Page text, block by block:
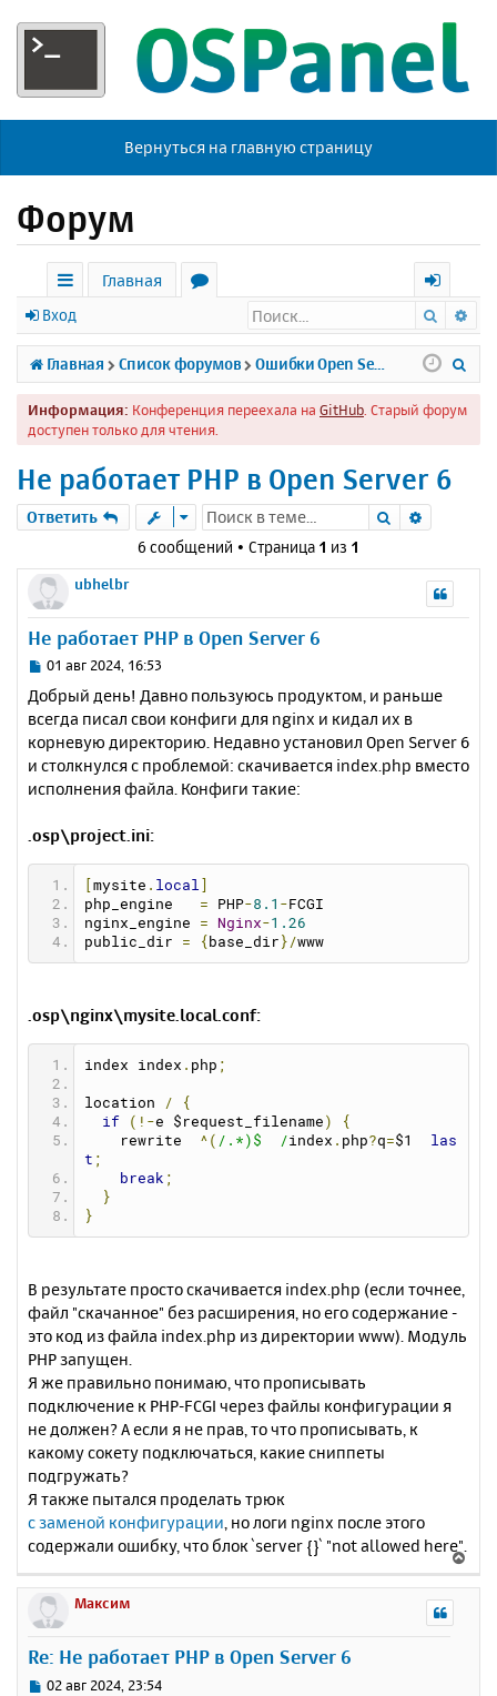
Вернуться на главную страницу
Форум
с
ы
л
к
Главная
р
у
м
х
о
д
Вход Поиск
Главная Список форумов
Информация: Конференция переехала на GitHub . Старый форум
доступен только для чтения.
Не работает PHP в Open Server 6
Ответить Поиск
6 сообщений • Страница 1 из 1
ubhelbr
Не работает PHP в Open Server 6
С
о
б
щ
е
н
01 авг 2024, 16:53
Добрый день! Давно пользуюсь продуктом, и раньше
всегда писал свои конфиги для nginx и кидал их в
корневую директорию. Недавно установил Open Server 6
и столкнулся с проблемой: скачивается index.php вместо
исполнения файла. Конфиги такие:
.osp\project.ini:
mysite . local
php_engine = PHP-8.1 -FCGI
nginx_engine = Nginx-1.26
public_dir = { base_dir }/www
.osp\nginx\mysite.local.conf:
index index . php ;
location /
{
if
(!-e $request_filename )
{
    rewrite
^( /.*)$  /index . php?q=$1 las
t ;
break ;
}
}
В результате просто скачивается index.php (если точнее,
файл "скачанное" без расширения, но его содержание -
это код из файла index.php из директории www). Модуль
PHP запущен.
Я же правильно понимаю, что прописывать
подключение к PHP-FCGI через файлы конфигурации я
не должен? А если я не прав, то что прописывать, к
какому сокету подключаться, какие сниппеты
подгружать?
Я также пытался проделать трюк
с заменой конфигурации, но логи nginx после этого
содержали ошибку, что блок `server {}` "not allowed here".
е
Максим
Re: Не работает PHP в Open Server 6
С02 авг 2024, 23:54